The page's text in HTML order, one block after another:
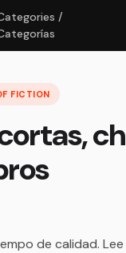
/
FICTION
de calidad.